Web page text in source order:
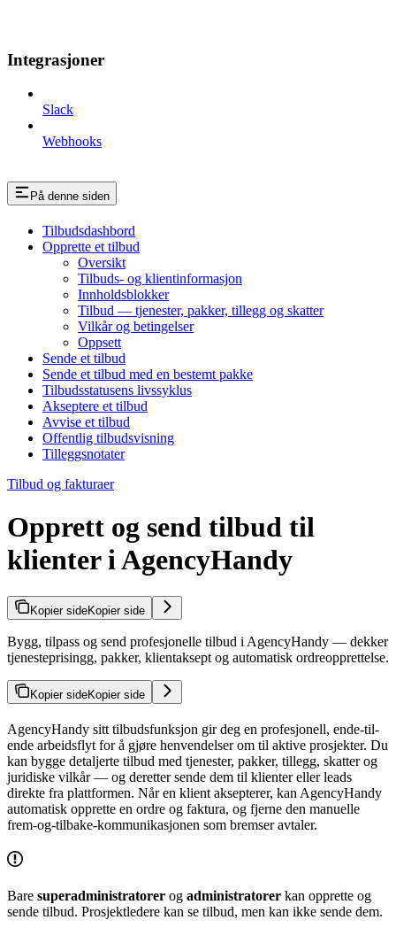
Integrasjoner
Slack
Webhooks
På denne siden
Tilbudsdashbord
Opprette et tilbud
Oversikt
Tilbuds- og klientinformasjon
Innholdsblokker
Tilbud — tjenester, pakker, tillegg og skatter
Vilkår og betingelser
Oppsett
Sende et tilbud
Sende et tilbud med en bestemt pakke
Tilbudsstatusens livssyklus
Akseptere et tilbud
Avvise et tilbud
Offentlig tilbudsvisning
Tilleggsnotater
Tilbud og fakturaer
Opprett og send tilbud til
klienter i AgencyHandy
Kopier sideKopier side
Bygg, tilpass og send profesjonelle tilbud i AgencyHandy — dekker
tjenesteprisingg, pakker, klientaksept og automatisk ordreopprettelse.
Kopier sideKopier side
AgencyHandy sitt tilbudsfunksjon gir deg en profesjonell, ende-til-
ende arbeidsflyt for å gjøre henvendelser om til aktive prosjekter. Du
kan bygge detaljerte tilbud med tjenester, pakker, tillegg, skatter og
juridiske vilkår — og deretter sende dem til klienter eller leads
direkte fra plattformen. Når en klient aksepterer, kan AgencyHandy
automatisk opprette en ordre og faktura, og fjerne den manuelle
frem-og-tilbake-kommunikasjonen som bremser avtaler.
Bare superadministratorer og administratorer kan opprette og
sende tilbud. Prosjektledere kan se tilbud, men kan ikke sende dem.